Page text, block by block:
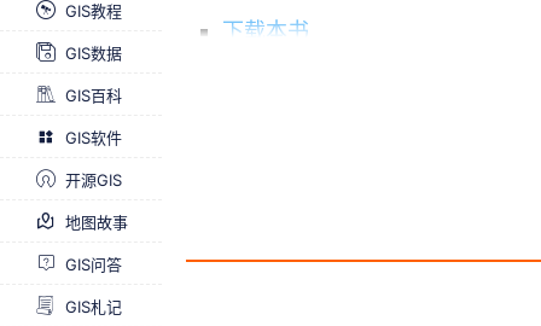
GIS教程
GIS数据
GIS百科
GIS软件
开源GIS
地图故事
GIS问答
GIS札记
下载本书